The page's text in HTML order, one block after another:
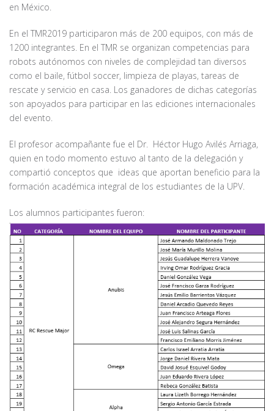
en México.
En el TMR2019 participaron más de 200 equipos, con más de
1200 integrantes. En el TMR se organizan competencias para
robots autónomos con niveles de complejidad tan diversos
como el baile, fútbol soccer, limpieza de playas, tareas de
rescate y servicio en casa. Los ganadores de dichas categorías
son apoyados para participar en las ediciones internacionales
del evento.
El profesor acompañante fue el Dr. Héctor Hugo Avilés Arriaga,
quien en todo momento estuvo al tanto de la delegación y
compartió conceptos que ideas que aportan beneficio para la
formación académica integral de los estudiantes de la UPV.
Los alumnos participantes fueron: